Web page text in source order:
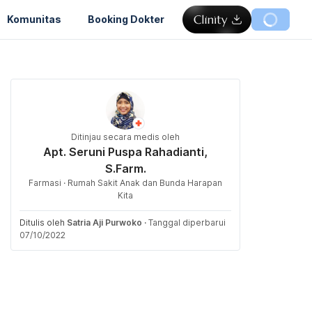
Komunitas Booking Dokter
Ditinjau secara medis oleh
Apt. Seruni Puspa Rahadianti,
S.Farm.
Farmasi · Rumah Sakit Anak dan Bunda Harapan
Kita
Ditulis oleh Satria Aji Purwoko · Tanggal diperbarui
07/10/2022